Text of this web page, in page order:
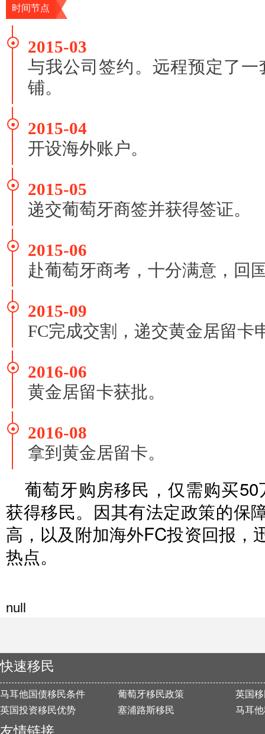
时间节点
●
2015-03
与我公司签约。远程预定了
铺。
●
2015-04
开设海外账户。
●
2015-05
递交葡萄牙商签并获得签证。
●
2015-06
赴葡萄牙商考，十分满意，回
●
2015-09
FC完成交割，递交黄金居留卡
●
2016-06
黄金居留卡获批。
●
2016-08
拿到黄金居留卡。
葡萄牙购房移民，仅需购买
获得移民。 因其有法定政策的保
高，以及附加海外FC投资回报，
热点。
null
快速移民
马耳他国债移民条件 葡萄牙移民政策
英国
英国投资移民优势
塞浦路斯移民 马耳